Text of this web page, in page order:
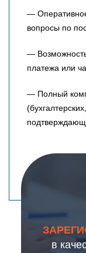
—
вопросы по
— Возможность
платежа или
— Полный
в